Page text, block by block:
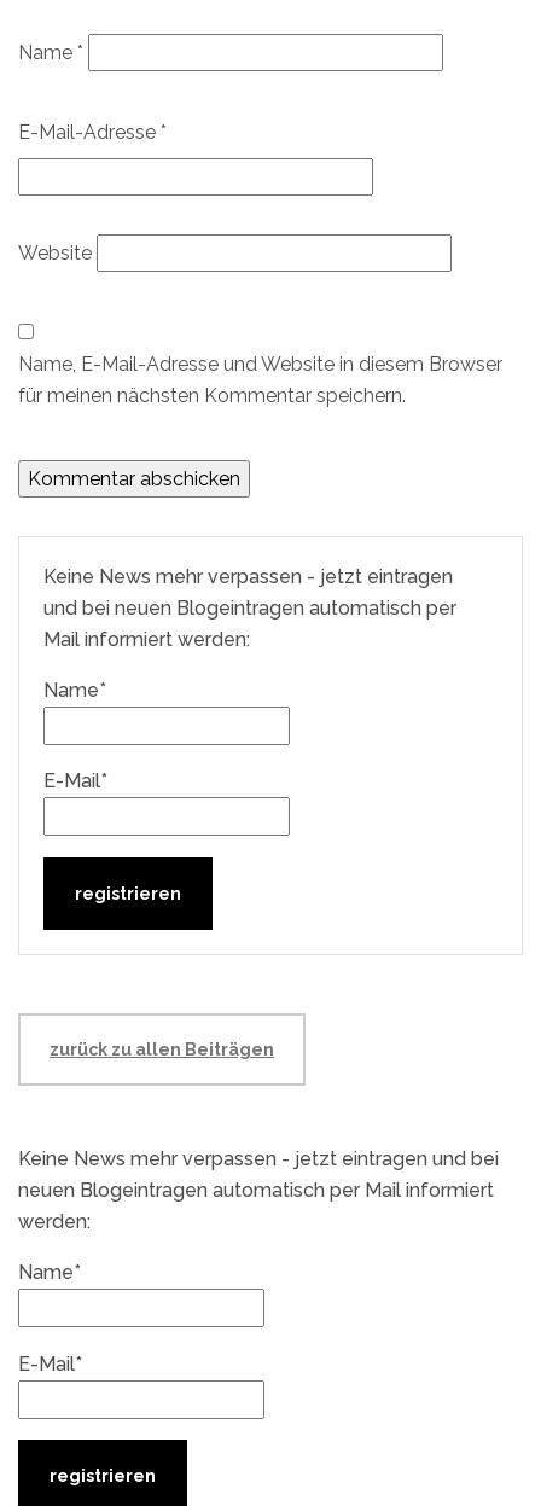
Name *
E-Mail-Adresse *
Website
Name, E-Mail-Adresse und Website in diesem Browser
für meinen nächsten Kommentar speichern.
Keine News mehr verpassen - jetzt eintragen
und bei neuen Blogeintragen automatisch per
Mail informiert werden:
Name*
E-Mail*
zurück zu allen Beiträgen
Keine News mehr verpassen - jetzt eintragen und bei
neuen Blogeintragen automatisch per Mail informiert
werden:
Name*
E-Mail*